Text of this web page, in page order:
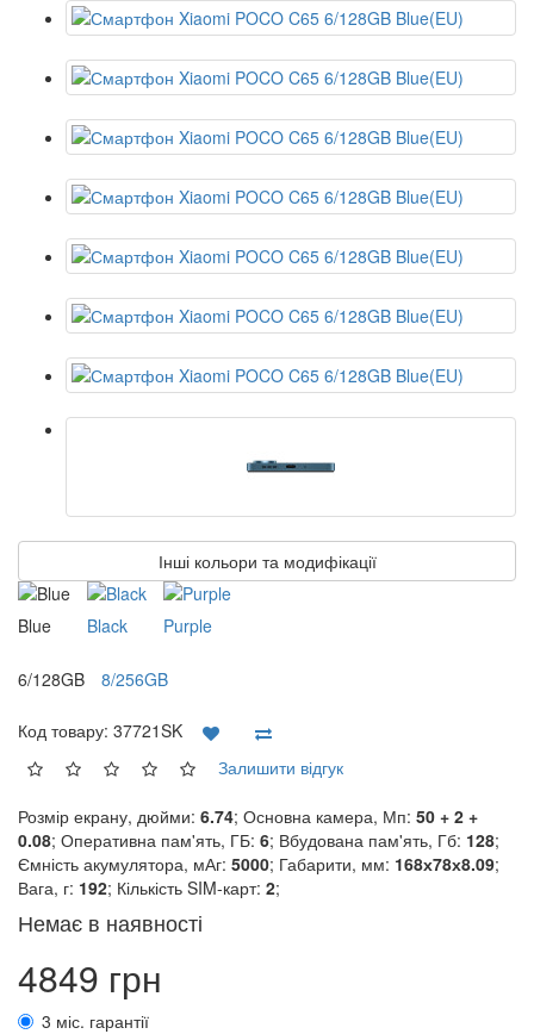
Інші кольори та модифікації
Blue Black Purple
6/128GB 8/256GB
Код товару: 37721SK
Залишити відгук
Розмір екрану, дюйми: 6.74; Основна камера, Мп: 50 + 2 +
0.08; Оперативна пам'ять, ГБ: 6; Вбудована пам'ять, Гб: 128;
Ємність акумулятора, мАг: 5000; Габарити, мм: 168х78х8.09;
Вага, г: 192; Кількість SIM-карт: 2;
Немає в наявності
4849 грн
3 міс. гарантії